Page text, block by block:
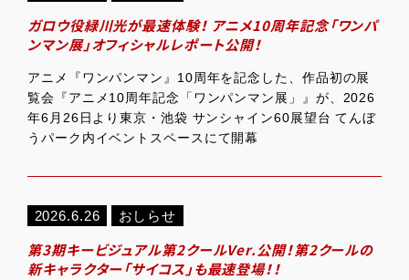
ガロウ役緑川光が最速体験！ アニメ10周年記念「ワンパ
ンマン展」オフィシャルレポート公開！
アニメ『ワンパンマン』10周年を記念した、作品初の展
覧会『アニメ10周年記念「ワンパンマン展」』が、2026
年6月26日より東京・池袋 サンシャイン60展望台 てんぼ
うパーク内イベントスペースにて開幕
2026.6.26 おしらせ
第3期キービジュアル第2クールVer.公開！第2クールの
新キャラクター「サイコス」も最速登場！！